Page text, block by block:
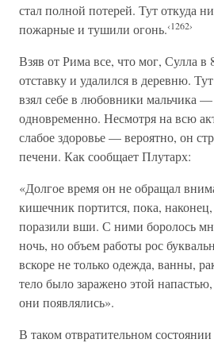
стал полной потерей. Тут откуда
пожарные и тушили огонь.‹1262›
Взяв от Рима все, что мог, Сулла в
отставку и удалился в деревню.
взял себе в любовники мальчика —
одновременно. Несмотря на всю
слабое здоровье — вероятно, он
печени. Как сообщает Плутарх:
«Долгое время он не обращал
кишечник портится, пока,
поразили вши. С ними боролось
ночь, но объем работы рос
вскоре не только одежда, ванны,
тело было заражено этой
они появлялись».
В таком отвратительном